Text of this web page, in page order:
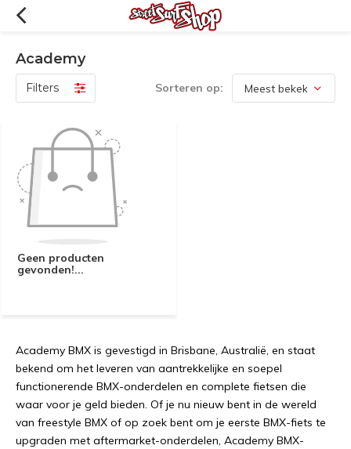
Academy
Filters Sorteren op:
Geen producten
gevonden!...
Academy BMX is gevestigd in Brisbane, Australië, en staat
bekend om het leveren van aantrekkelijke en soepel
functionerende BMX-onderdelen en complete fietsen die
waar voor je geld bieden. Of je nu nieuw bent in de wereld
van freestyle BMX of op zoek bent om je eerste BMX-fiets te
upgraden met aftermarket-onderdelen, Academy BMX-